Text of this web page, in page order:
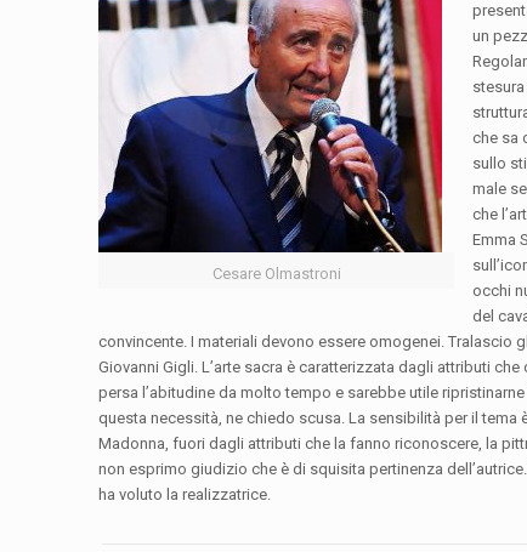
Cesare Olmastroni
un
che sa
sullo
male
che
Emma
occhi
del
convincente. I materiali devono essere omogenei.
Giovanni Gigli. L’arte sacra è caratterizzata dagli attributi
persa l’abitudine da molto tempo e sarebbe utile
questa necessità, ne chiedo scusa. La sensibilità per il
Madonna, fuori dagli attributi che la fanno riconoscere, la
non esprimo giudizio che è di squisita pertinenza
ha voluto la realizzatrice.